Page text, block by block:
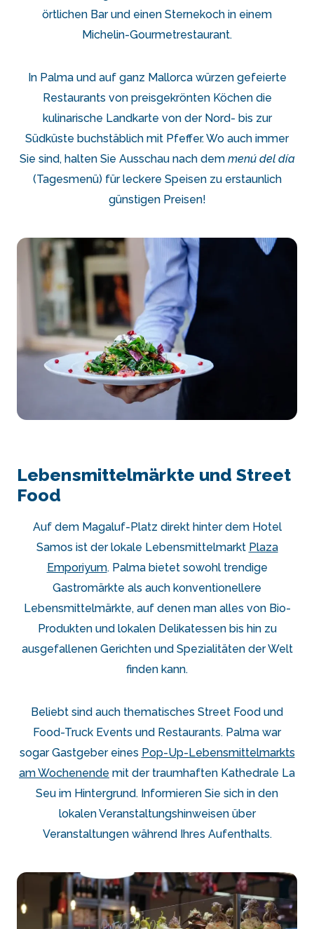
örtlichen Bar und einen Sternekoch in einem
Michelin-Gourmetrestaurant.
In Palma und auf ganz Mallorca würzen gefeierte
Restaurants von preisgekrönten Köchen die
kulinarische Landkarte von der Nord- bis zur
Südküste buchstäblich mit Pfeffer. Wo auch immer
Sie sind, halten Sie Ausschau nach dem menú del día
(Tagesmenü) für leckere Speisen zu erstaunlich
günstigen Preisen!
Lebensmittelmärkte und Street
Food
Auf dem Magaluf-Platz direkt hinter dem Hotel
Samos ist der lokale Lebensmittelmarkt Plaza
Emporiyum. Palma bietet sowohl trendige
Gastromärkte als auch konventionellere
Lebensmittelmärkte, auf denen man alles von Bio-
Produkten und lokalen Delikatessen bis hin zu
ausgefallenen Gerichten und Spezialitäten der Welt
finden kann.
Beliebt sind auch thematisches Street Food und
Food-Truck Events und Restaurants. Palma war
sogar Gastgeber eines Pop-Up-Lebensmittelmarkts
am Wochenende mit der traumhaften Kathedrale La
Seu im Hintergrund. Informieren Sie sich in den
lokalen Veranstaltungshinweisen über
Veranstaltungen während Ihres Aufenthalts.